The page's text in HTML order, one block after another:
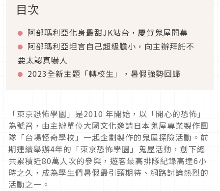
目次
阿部瑪利亞化身最甜JK站台，慶賀鬼屋開幕
阿部瑪利亞坦言自己超級膽小，向主辦拜託不
要太認真嚇人
2023全新主題「轉校生」，暑假強勢回歸
「東京恐怖學園」是2010 年開始，以「開心的恐怖」
為號召，由主辦單位大國文化邀請日本鬼屋專業製作團
隊「台場怪奇學校」一起企劃製作的鬼屋探險活動。前
期連續舉辦4年的「東京恐怖學園」鬼屋活動，創下總
共累積近80萬人次的參與，遊客最高排隊紀錄高達6小
時之久，成為學生們暑假最引頸期待、網路討論熱烈的
活動之一。